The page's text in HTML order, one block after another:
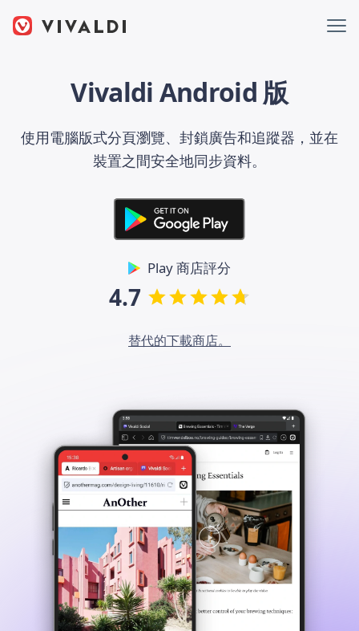
Vivaldi Android 版
使用電腦版式分頁瀏覽、封鎖廣告和追蹤器，並在
裝置之間安全地同步資料。
Play 商店評分
4.7
替代的下載商店。